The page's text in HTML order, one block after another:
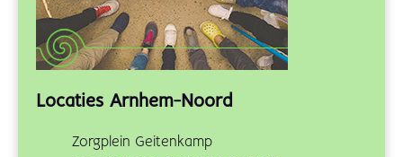
Locaties Arnhem-Noord
Zorgplein Geitenkamp